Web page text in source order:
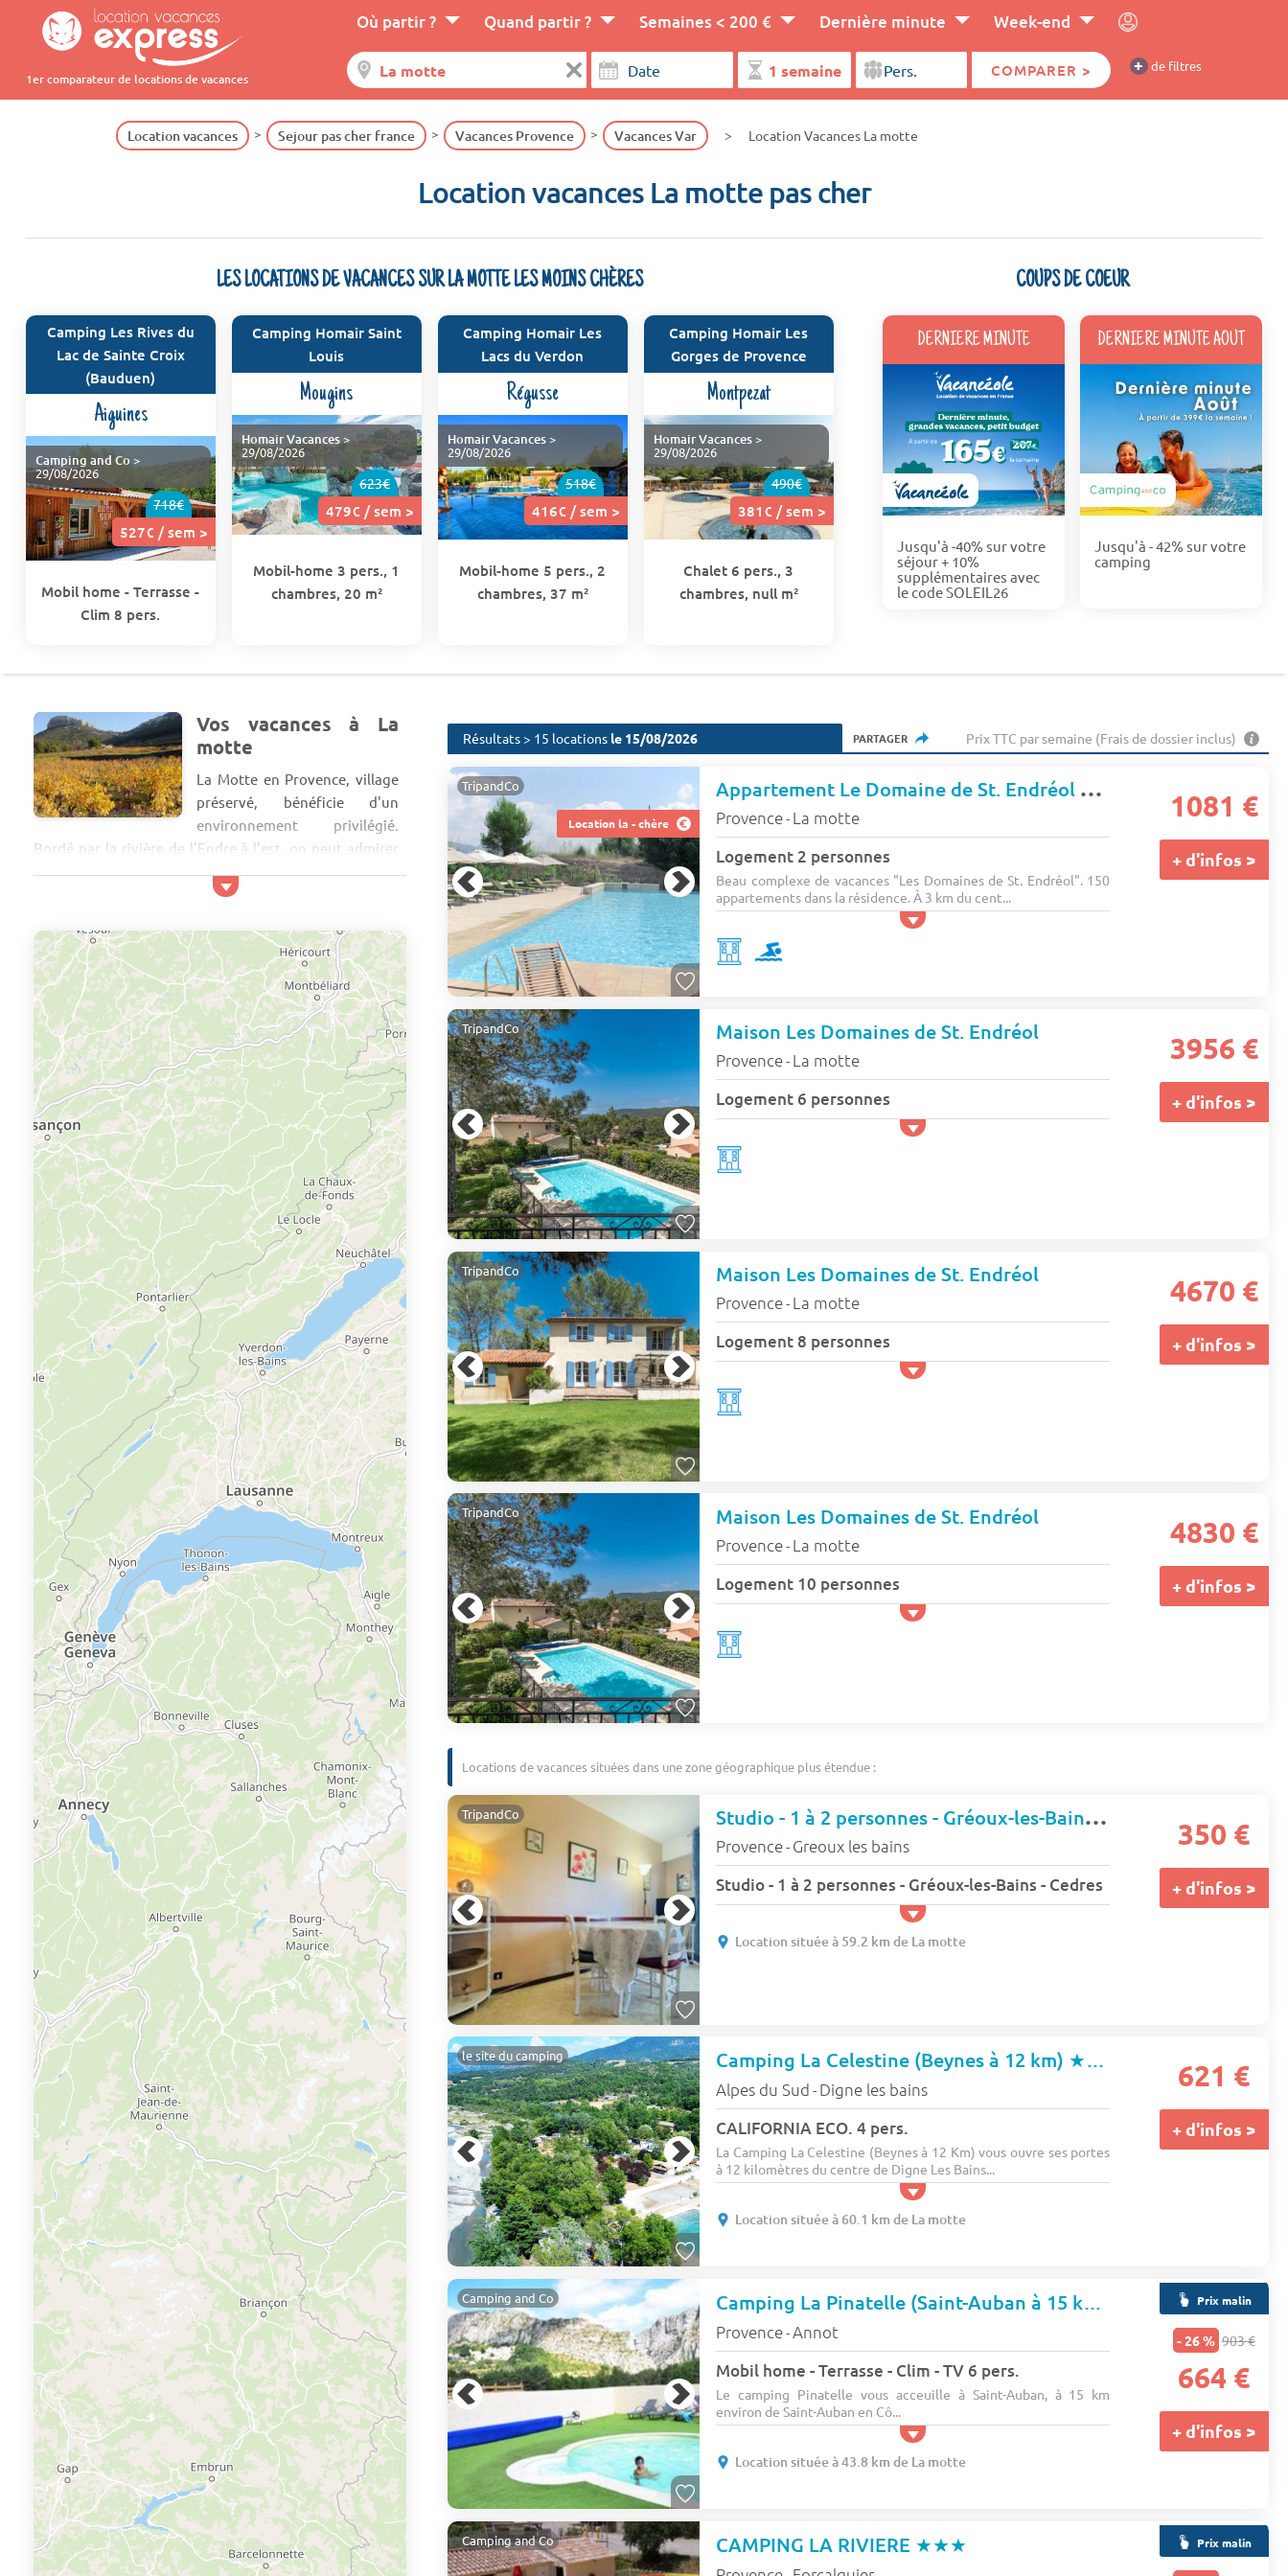
1er comparateur de locations de vacances
Où partir ? Quand partir ? Semaines < 200 € Dernière minute Week-end
COMPARER > + de filtres
Location vacances Sejour pas cher france Vacances Provence Vacances Var Location Vacances La motte
Location vacances La motte pas cher
LES LOCATIONS DE VACANCES SUR LA MOTTE LES MOINS CHÈRES
Camping Les Rives du
Lac de Sainte Croix
(Bauduen)
Aiguines
718€
527€ / sem >
Camping and Co>
29/08/2026
Mobil home - Terrasse -
Clim 8 pers.
Camping Homair Saint
Louis
Mougins
623€
479€ / sem >
Homair Vacances>
29/08/2026
Mobil-home 3 pers., 1
chambres, 20 m²
Camping Homair Les
Lacs du Verdon
Régusse
518€
416€ / sem >
Homair Vacances>
29/08/2026
Mobil-home 5 pers., 2
chambres, 37 m²
Camping Homair Les
Gorges de Provence
Montpezat
490€
381€ / sem >
Homair Vacances>
29/08/2026
Chalet 6 pers., 3
chambres, null m²
COUPS DE COEUR
DERNIERE MINUTE
Jusqu'à -40% sur votre
séjour + 10%
supplémentaires avec
le code SOLEIL26
DERNIERE MINUTE AOUT
Jusqu'à - 42% sur votre
camping
Vos vacances à La
motte
La Motte en Provence, village
préservé, bénéficie d'un
environnement privilégié.
Bordé par la rivière de l'Endre à l'est, on peut admirer
depuis le Golf de Saint Endréol, une magnifique
découpe de roches rouges et le Rocher de
découvrir la Provence comme vous l'aimez. Vous
pouvez comparer 312 séjours disponibles sur La motte à
réserver chez 1 marchand partenaire dont Booking.
Top locations vacances sur La motte
D&eacut...
Résultats > 15 locations le 15/08/2026 PARTAGER Prix TTC par semaine (Frais de dossier inclus)
Location la - chère
TripandCo Appartement Le Domaine de St. Endréol Golf & Spa
Provence- La motte
Logement 2 personnes
Beau complexe de vacances "Les Domaines de St. Endréol". 150
appartements dans la résidence. À 3 km du cent...
1081 €
+ d'infos >
TripandCo Maison Les Domaines de St. Endréol
Provence- La motte
Logement 6 personnes
3956 €
+ d'infos >
TripandCo Maison Les Domaines de St. Endréol
Provence- La motte
Logement 8 personnes
4670 €
+ d'infos >
TripandCo Maison Les Domaines de St. Endréol
Provence- La motte
Logement 10 personnes
4830 €
+ d'infos >
Locations de vacances situées dans une zone géographique plus étendue :
TripandCo Studio - 1 à 2 personnes - Gréoux-les-Bains - Cedres
Provence- Greoux les bains
Studio - 1 à 2 personnes - Gréoux-les-Bains - Cedres
Location située à 59.2 km de La motte
350 €
+ d'infos >
le site du camping Camping La Celestine (Beynes à 12 km) ★★★
Alpes du Sud - Digne les bains
CALIFORNIA ECO. 4 pers.
La Camping La Celestine (Beynes à 12 Km) vous ouvre ses portes
à 12 kilomètres du centre de Digne Les Bains...
Location située à 60.1 km de La motte
621 €
+ d'infos >
Camping and Co Camping La Pinatelle (Saint-Auban à 15 km)
Provence-Annot
Mobil home - Terrasse - Clim - TV 6 pers.
Le camping Pinatelle vous acceuille à Saint-Auban, à 15 km
environ de Saint-Auban en Cô...
Location située à 43.8 km de La motte
Prix malin
- 26 % 903 €
664 €
+ d'infos >
Camping and Co CAMPING LA RIVIERE ★★★ Prix malin